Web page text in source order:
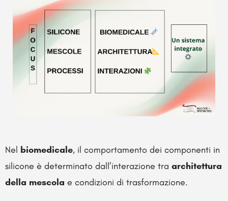
Nel biomedicale, il comportamento dei componenti in
silicone è determinato dall’interazione tra architettura
della mescola e condizioni di trasformazione.